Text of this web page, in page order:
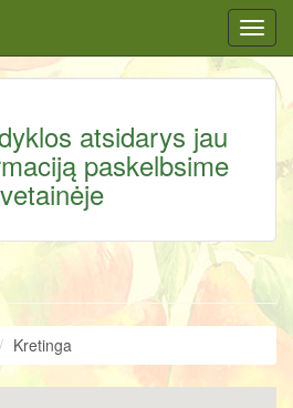
atsidarys jau
paskelbsime
Kretinga